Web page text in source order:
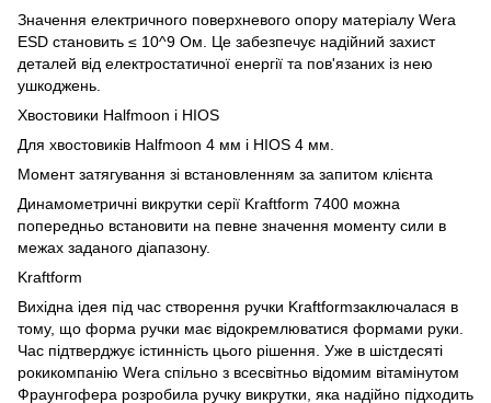
Значення електричного поверхневого опору матеріалу Wera
ESD становить ≤ 10^9 Ом. Це забезпечує надійний захист
деталей від електростатичної енергії та пов'язаних із нею
ушкоджень.
Хвостовики Halfmoon і HIOS
Для хвостовиків Halfmoon 4 мм і HIOS 4 мм.
Момент затягування зі встановленням за запитом клієнта
Динамометричні викрутки серії Kraftform 7400 можна
попередньо встановити на певне значення моменту сили в
межах заданого діапазону.
Kraftform
Вихідна ідея під час створення ручки Kraftformзаключалася в
тому, що форма ручки має відокремлюватися формами руки.
Час підтверджує істинність цього рішення. Уже в шістдесяті
рокикомпанію Wera спільно з всесвітньо відомим вітамінутом
Фраунгофера розробила ручку викрутки, яка надійно підходить